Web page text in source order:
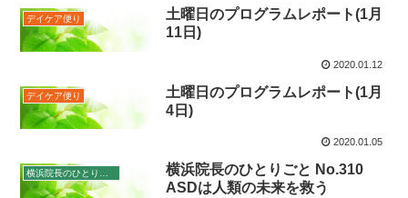
デイケア便り
土曜日のプログラムレポート(1月
11日)
2020.01.12
デイケア便り
土曜日のプログラムレポート(1月
4日)
2020.01.05
横浜院長のひとりごと
横浜院長のひとりごと No.310
ASDは人類の未来を救う